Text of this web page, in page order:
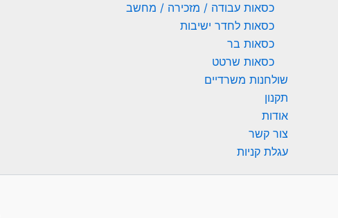
כסאות עבודה / מזכירה / מחשב
כסאות לחדר ישיבות
כסאות בר
כסאות שרטט
שולחנות משרדיים
תקנון
אודות
צור קשר
עגלת קניות